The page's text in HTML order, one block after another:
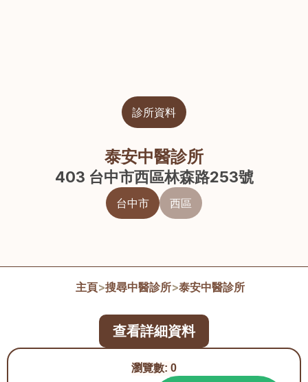
診所資料
泰安中醫診所
403 台中市西區林森路253號
台中市 西區
主頁>搜尋中醫診所>泰安中醫診所
瀏覽數: 0
查看詳細資料